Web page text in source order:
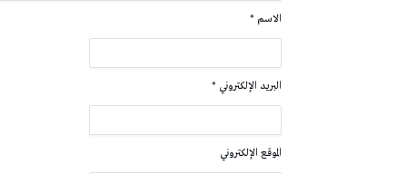
الاسم *
البريد الإلكتروني *
الموقع الإلكتروني